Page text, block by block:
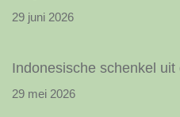
29 juni 2026
Indonesische schenkel
29 mei 2026